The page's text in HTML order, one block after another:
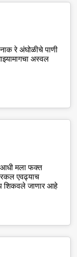
रे अंघोळीचे पाणी
अस्वल
आधी मला फक्त
एवढ्याच
शिकवले जाणार आहे